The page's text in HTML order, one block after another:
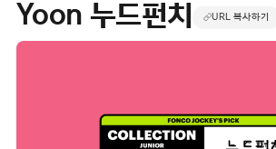
Yoon 누드펀치 URL 복사하기